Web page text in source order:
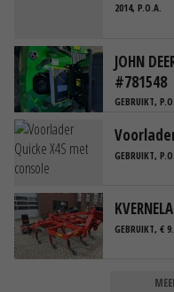
2014, P.O.A.
JOHN
#781548
GEBRUIKT,
GEBRUIKT,
GEBRUIKT, €